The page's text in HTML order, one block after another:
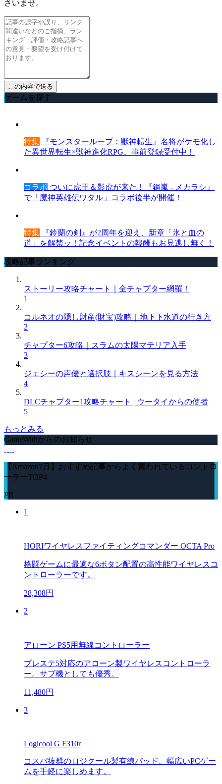
さいませ。
ゲームを探す
特集 『モンスターループ：獣神転生』名将がケモ化し
た異世界転生×獣神進化RPG。事前登録受付中！
コラボ ついに虎王＆影虎が来た！『鋼嵐 - メカラシ』
で「魔神英雄伝ワタル」コラボ後半が開催！
特集 『鈴蘭の剣』が2周年を迎え、新章「氷と血の
道」を解禁ッ！記念イベントの報酬もお見逃し無く！
攻略記事ランキング
ストーリー攻略チャート｜全チャプター網羅！
1
コルネオの隠し財産(財宝)攻略｜地下下水道の行き方
2
チャプター6攻略｜スラムの太陽マテリア入手
3
ジェシーの声優と選択肢｜キスシーンを見る方法
4
DLCチャプター1攻略チャート | ウータイからの使者
5
もっとみる
GameWithからのお知らせ
【Amazon7月】おすすめ記事からよく買われているコントロ
ーラーTOP4
PR
1
HORIワイヤレスファイティングコマンダー OCTA Pro
格闘ゲームに最適な6ボタン配置の高性能ワイヤレスコ
ントローラーです。
28,308円
2
アローン PS5用無線コントローラー
プレステ5対応のアローン製ワイヤレスコントローラ
ー。サブ機としても優秀。
11,480円
3
Logicool G F310r
コスパ抜群のロジクール製有線パッド。幅広いPCゲー
ムを手軽に楽しめます。